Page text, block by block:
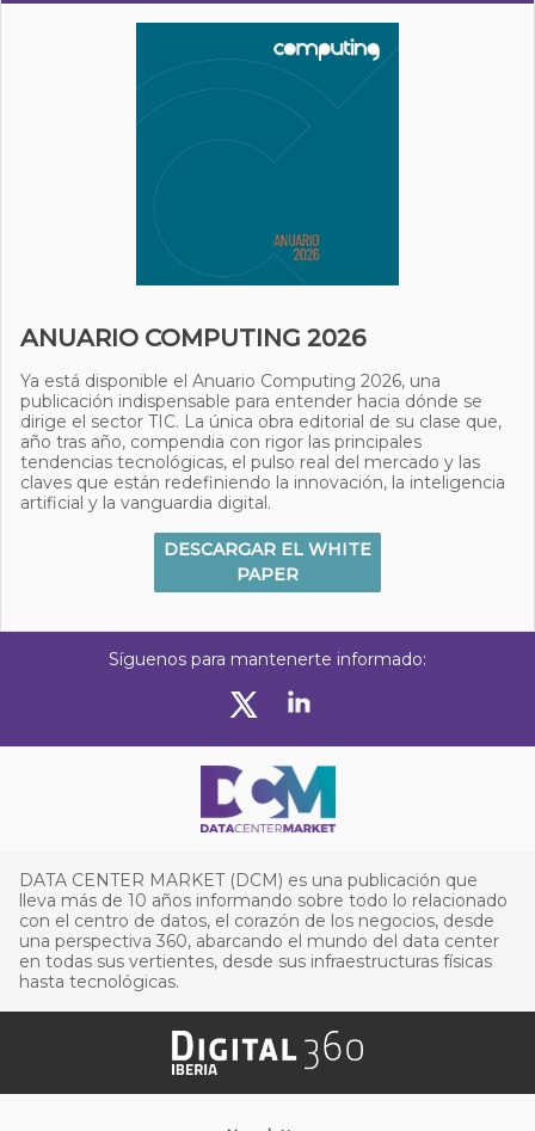
ANUARIO COMPUTING 2026
Ya está disponible el Anuario Computing 2026, una
publicación indispensable para entender hacia dónde se
dirige el sector TIC. La única obra editorial de su clase que,
año tras año, compendia con rigor las principales
tendencias tecnológicas, el pulso real del mercado y las
claves que están redefiniendo la innovación, la inteligencia
artificial y la vanguardia digital.
DESCARGAR EL WHITE
PAPER
Síguenos para mantenerte informado:
DATA CENTER MARKET (DCM) es una publicación que
lleva más de 10 años informando sobre todo lo relacionado
con el centro de datos, el corazón de los negocios, desde
una perspectiva 360, abarcando el mundo del data center
en todas sus vertientes, desde sus infraestructuras físicas
hasta tecnológicas.